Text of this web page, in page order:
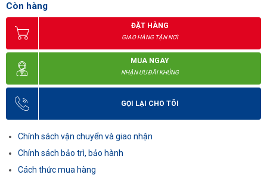
Còn hàng
ĐẶT HÀNG
GIAO HÀNG TẬN NƠI
MUA NGAY
NHẬN ƯU ĐÃI KHỦNG
GỌI LẠI CHO TÔI
Chính sách vận chuyển và giao nhận
Chính sách bảo trì, bảo hành
Cách thức mua hàng